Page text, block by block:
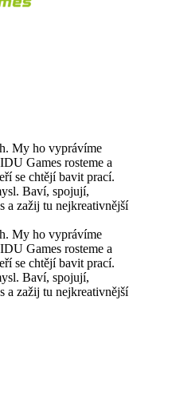
My ho vyprávíme
Games rosteme a
se chtějí bavit prací.
Baví, spojují,
a zažij tu nejkreativnější
My ho vyprávíme
Games rosteme a
se chtějí bavit prací.
Baví, spojují,
a zažij tu nejkreativnější